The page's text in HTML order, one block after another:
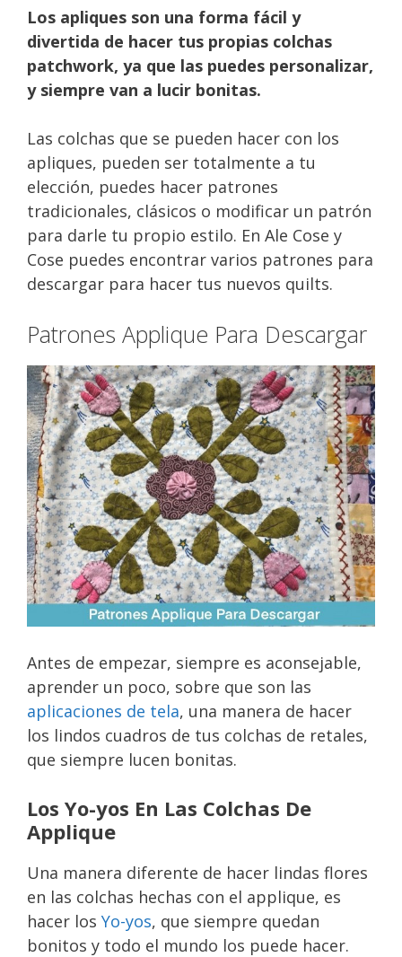
Los apliques son una forma fácil y
divertida de hacer tus propias colchas
patchwork, ya que las puedes personalizar,
y siempre van a lucir bonitas.
Las colchas que se pueden hacer con los
apliques, pueden ser totalmente a tu
elección, puedes hacer patrones
tradicionales, clásicos o modificar un patrón
para darle tu propio estilo. En Ale Cose y
Cose puedes encontrar varios patrones para
descargar para hacer tus nuevos quilts.
Patrones Applique Para Descargar
Antes de empezar, siempre es aconsejable,
aprender un poco, sobre que son las
aplicaciones de tela, una manera de hacer
los lindos cuadros de tus colchas de retales,
que siempre lucen bonitas.
Los Yo-yos En Las Colchas De
Applique
Una manera diferente de hacer lindas flores
en las colchas hechas con el applique, es
hacer los Yo-yos, que siempre quedan
bonitos y todo el mundo los puede hacer.